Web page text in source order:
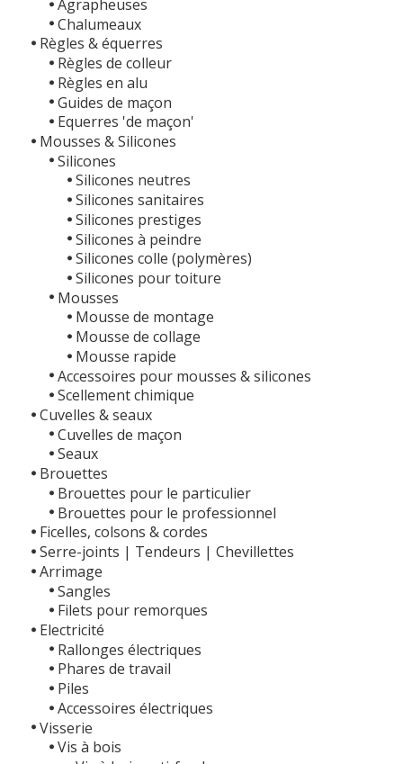
Agrapheuses
Chalumeaux
Règles & équerres
Règles de colleur
Règles en alu
Guides de maçon
Equerres 'de maçon'
Mousses & Silicones
Silicones
Silicones neutres
Silicones sanitaires
Silicones prestiges
Silicones à peindre
Silicones colle (polymères)
Silicones pour toiture
Mousses
Mousse de montage
Mousse de collage
Mousse rapide
Accessoires pour mousses & silicones
Scellement chimique
Cuvelles & seaux
Cuvelles de maçon
Seaux
Brouettes
Brouettes pour le particulier
Brouettes pour le professionnel
Ficelles, colsons & cordes
Serre-joints | Tendeurs | Chevillettes
Arrimage
Sangles
Filets pour remorques
Electricité
Rallonges électriques
Phares de travail
Piles
Accessoires électriques
Visserie
Vis à bois